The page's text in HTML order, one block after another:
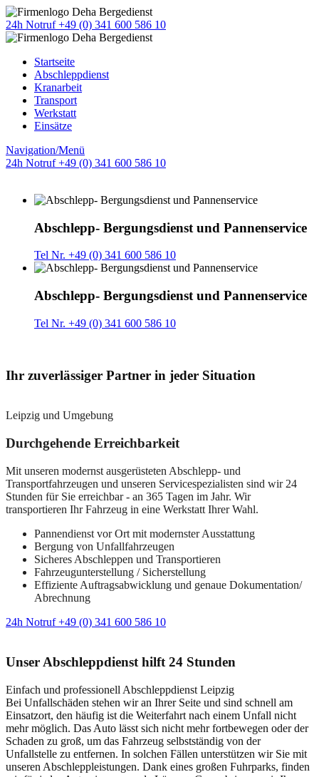
24h Notruf +49 (0) 341 600 586 10
Startseite
Abschleppdienst
Kranarbeit
Transport
Werkstatt
Einsätze
Navigation/Menü
24h Notruf +49 (0) 341 600 586 10
Abschlepp- Bergungsdienst und Pannenservice
Tel Nr. +49 (0) 341 600 586 10
Abschlepp- Bergungsdienst und Pannenservice
Tel Nr. +49 (0) 341 600 586 10
Ihr zuverlässiger Partner in jeder Situation
Leipzig und Umgebung
Durchgehende Erreichbarkeit
Mit unseren modernst ausgerüsteten Abschlepp- und
Transportfahrzeugen und unseren Servicespezialisten sind wir 24
Stunden für Sie erreichbar - an 365 Tagen im Jahr. Wir
transportieren Ihr Fahrzeug in eine Werkstatt Ihrer Wahl.
Pannendienst vor Ort mit modernster Ausstattung
Bergung von Unfallfahrzeugen
Sicheres Abschleppen und Transportieren
Fahrzeugunterstellung / Sicherstellung
Effiziente Auftragsabwicklung und genaue Dokumentation/
Abrechnung
24h Notruf +49 (0) 341 600 586 10
Unser Abschleppdienst hilft 24 Stunden
Einfach und professionell Abschleppdienst Leipzig
Bei Unfallschäden stehen wir an Ihrer Seite und sind schnell am
Einsatzort, den häufig ist die Weiterfahrt nach einem Unfall nicht
mehr möglich. Das Auto lässt sich nicht mehr fortbewegen oder der
Schaden zu groß, um das Fahrzeug selbstständig von der
Unfallstelle zu entfernen. In solchen Fällen unterstützen wir Sie mit
unseren Abschleppleistungen. Dank eines großen Fuhrparks, finden